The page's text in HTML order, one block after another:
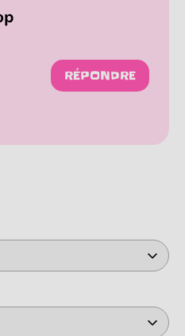
les réactions
RÉPONDRE